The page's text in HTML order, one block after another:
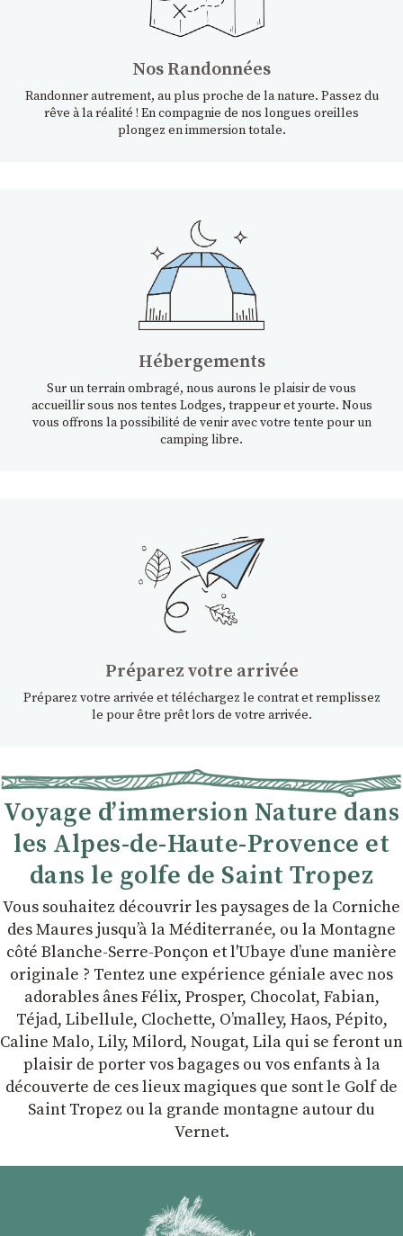
Nos Randonnées
Randonner autrement, au plus proche de la nature. Passez du
rêve à la réalité ! En compagnie de nos longues oreilles
plongez en immersion totale.
Hébergements
Sur un terrain ombragé, nous aurons le plaisir de vous
accueillir sous nos tentes Lodges, trappeur et yourte. Nous
vous offrons la possibilité de venir avec votre tente pour un
camping libre.
Préparez votre arrivée
Préparez votre arrivée et téléchargez le contrat et remplissez
le pour être prêt lors de votre arrivée.
Voyage d’immersion Nature dans
les Alpes-de-Haute-Provence et
dans le golfe de Saint Tropez
Vous souhaitez découvrir les paysages de la Corniche
des Maures jusqu’à la Méditerranée, ou la Montagne
côté Blanche-Serre-Ponçon et l'Ubaye dʼune manière
originale ? Tentez une expérience géniale avec nos
adorables ânes Félix, Prosper, Chocolat, Fabian,
Téjad, Libellule, Clochette, Oʼmalley, Haos, Pépito,
Caline Malo, Lily, Milord, Nougat, Lila qui se feront un
plaisir de porter vos bagages ou vos enfants à la
découverte de ces lieux magiques que sont le Golf de
Saint Tropez ou la grande montagne autour du
Vernet.